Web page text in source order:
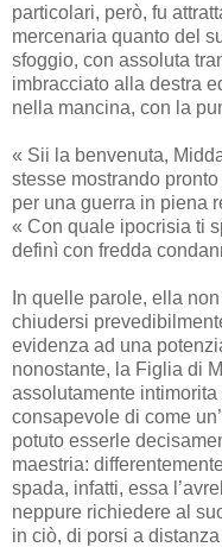
particolari, però, fu
mercenaria quanto del
sfoggio, con assoluta
imbracciato alla destra
nella mancina, con la
« Sii la benvenuta,
stesse mostrando
per una guerra in piena
« Con quale ipocrisia ti
definì con fredda
In quelle parole, ella
chiudersi
evidenza ad una
nonostante, la Figlia di
assolutamente
consapevole di come
potuto esserle
maestria:
spada, infatti, essa
neppure richiedere al
in ciò, di porsi a